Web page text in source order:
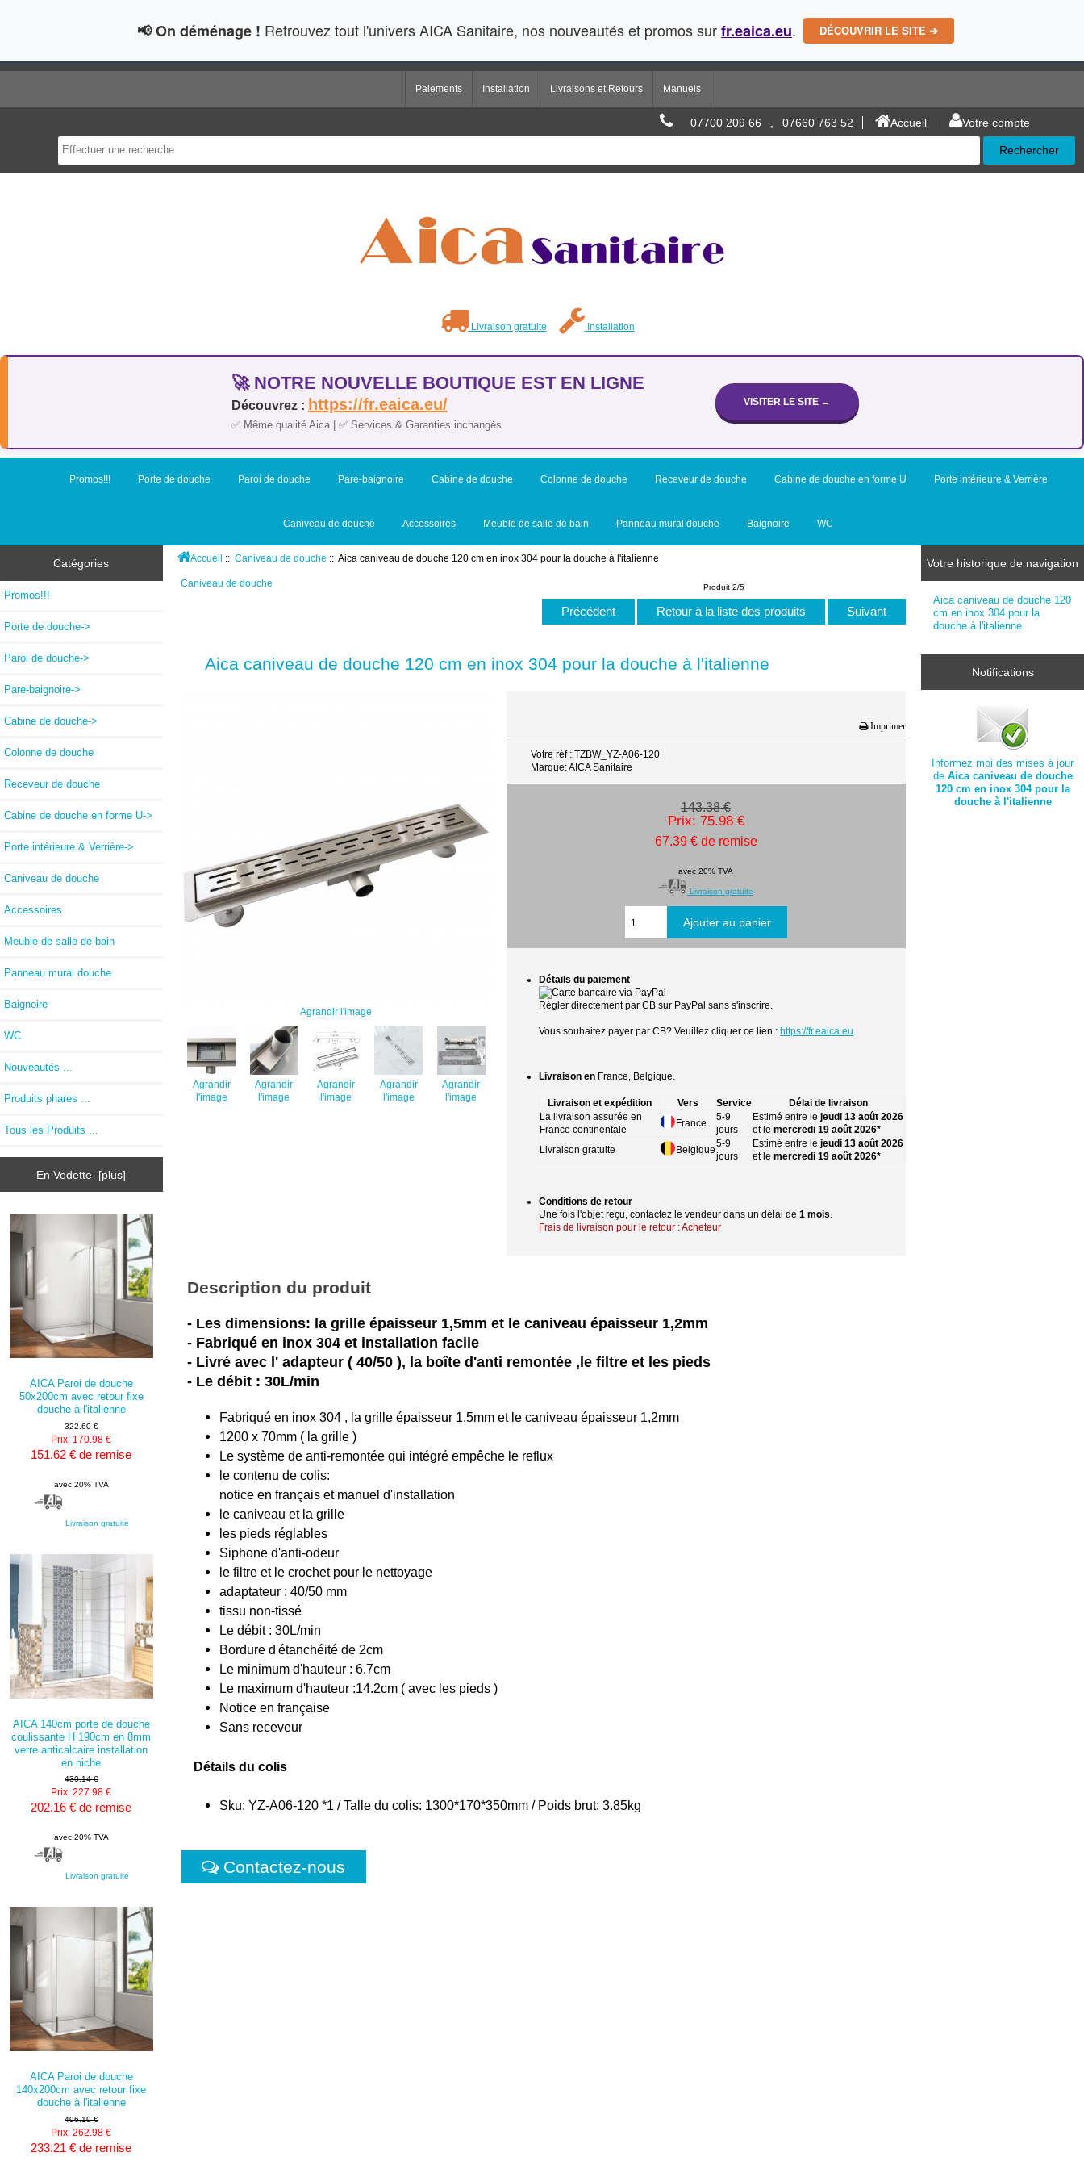
📢 On déménage ! Retrouvez tout l'univers AICA Sanitaire, nos nouveautés et promos surfr.eaica.eu. DÉCOUVRIR LE SITE ➔
Paiements Installation Livraisons et Retours Manuels
07700 209 66 07660 763 52 Accueil Votre compte
Livraison gratuite Installation
🚀 NOTRE NOUVELLE BOUTIQUE EST EN LIGNE
Découvrez : https://fr.eaica.eu/
✅ Même qualité Aica | ✅ Services & Garanties inchangés
VISITER LE SITE →
Promos!!! Porte de douche Paroi de douche Pare-baignoire Cabine de douche Colonne de douche Receveur de douche Cabine de douche en forme U Porte intérieure & Verrière
Caniveau de douche Accessoires Meuble de salle de bain Panneau mural douche Baignoire WC
Catégories
Promos!!!
Porte de douche->
Paroi de douche->
Pare-baignoire->
Cabine de douche->
Colonne de douche
Receveur de douche
Cabine de douche en forme U->
Porte intérieure & Verrière->
Caniveau de douche
Accessoires
Meuble de salle de bain
Panneau mural douche
Baignoire
WC
Nouveautés ...
Produits phares ...
Tous les Produits ...
En Vedette [plus]
AICA Paroi de douche
50x200cm avec retour fixe
douche à l'italienne
322.60 €
Prix: 170.98 €
151.62 € de remise
avec 20% TVA
Livraison gratuite
AICA 140cm porte de douche
coulissante H 190cm en 8mm
verre anticalcaire installation
en niche
430.14 €
Prix: 227.98 €
202.16 € de remise
avec 20% TVA
Livraison gratuite
AICA Paroi de douche
140x200cm avec retour fixe
douche à l'italienne
496.19 €
Prix: 262.98 €
233.21 € de remise
Accueil ::Caniveau de douche :: Aica caniveau de douche 120 cm en inox 304 pour la douche à l'italienne
Caniveau de douche Produit 2/5
Précédent Retour à la liste des produits Suivant
Aica caniveau de douche 120 cm en inox 304 pour la douche à l'italienne
Agrandir l'image
Agrandir
l'image
Agrandir
l'image
Agrandir
l'image
Agrandir
l'image
Agrandir
l'image
Imprimer
Votre réf : TZBW_YZ-A06-120
Marque: AICA Sanitaire
143.38 €
Prix: 75.98 €
67.39 € de remise
avec 20% TVA
Livraison gratuite
Détails du paiement
Régler directement par CB sur PayPal sans s'inscrire.
Vous souhaitez payer par CB? Veuillez cliquer ce lien : https://fr.eaica.eu
Livraison en France, Belgique.
Livraison et expédition Vers Service
Délai de livraison
La livraison assurée en
France continentale
France
5-9
jours
Estimé entre lejeudi 13 août 2026
et lemercredi 19 août 2026*
Livraison gratuite
Belgique
5-9
jours
Estimé entre lejeudi 13 août 2026
et lemercredi 19 août 2026*
Conditions de retour
Une fois l'objet reçu, contactez le vendeur dans un délai de1 mois
Frais de livraison pour le retour : Acheteur
Description du produit
- Les dimensions: la grille épaisseur 1,5mm et le caniveau épaisseur 1,2mm
- Fabriqué en inox 304 et installation facile
- Livré avec l' adapteur ( 40/50 ), la boîte d'anti remontée ,le filtre et les pieds
- Le débit : 30L/min
Fabriqué en inox 304 , la grille épaisseur 1,5mm et le caniveau épaisseur 1,2mm
1200 x 70mm ( la grille )
Le système de anti-remontée qui intégré empêche le reflux
le contenu de colis:
notice en français et manuel d'installation
le caniveau et la grille
les pieds réglables
Siphone d'anti-odeur
le filtre et le crochet pour le nettoyage
adaptateur : 40/50 mm
tissu non-tissé
Le débit : 30L/min
Bordure d'étanchéité de 2cm
Le minimum d'hauteur : 6.7cm
Le maximum d'hauteur :14.2cm ( avec les pieds )
Notice en française
Sans receveur
Détails du colis
Sku: YZ-A06-120 *1 / Talle du colis: 1300*170*350mm / Poids brut: 3.85kg
Contactez-nous
Votre historique de navigation
Aica caniveau de douche 120
cm en inox 304 pour la
douche à l'italienne
Notifications
Informez moi des mises à jour
de Aica caniveau de douche
120 cm en inox 304 pour la
douche à l'italienne